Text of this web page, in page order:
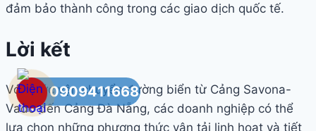
đảm bảo thành công trong các giao dịch quốc tế.
Lời kết
Với cước vận chuyển đường biển từ Cảng Savona-
Vado đến Cảng Đà Nẵng, các doanh nghiệp có thể
lựa chọn những phương thức vận tải linh hoạt và tiết
0909411668